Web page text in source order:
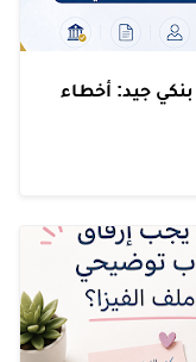
جيد: أخطاء